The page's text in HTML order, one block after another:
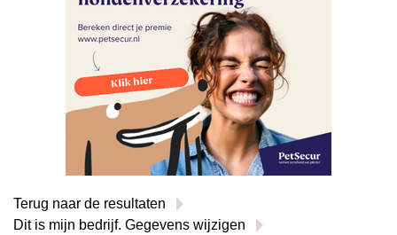
Terug naar de resultaten
Dit is mijn bedrijf. Gegevens wijzigen